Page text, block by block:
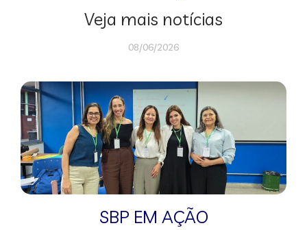
Veja mais notícias
08/06/2026
SBP EM AÇÃO